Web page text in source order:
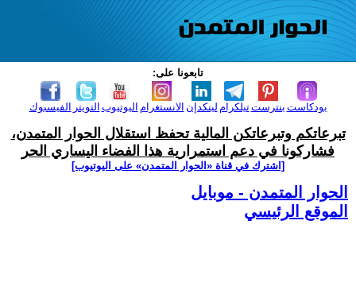
تابعونا على:
الفيسبوك التويتر اليوتيوب الانستغرام لينكدإن تيلكرامبنترست بودكاست
تبرعاتكم وتبرعاتكن المالية تحفظ استقلال الحوار المتمدن،
فشاركونا في دعم استمرارية هذا الفضاء اليساري الحر
[اشترك في قناة ‫«الحوار المتمدن» على اليوتيوب]
الحوار المتمدن - موبايل
الموقع الرئيسي